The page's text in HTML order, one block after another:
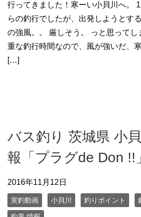
行ってきました！寒ーい小貝川へ。
らの釣行でしたが、出発しようとす
の強風。。 厳しそう。 っと思って
重な釣行時間なので、風が強いだ、
[…]
バス釣り 茨城県 小
報「プラグde Don !!
2016年11月12日
実釣動画 小貝川 釣りポイント